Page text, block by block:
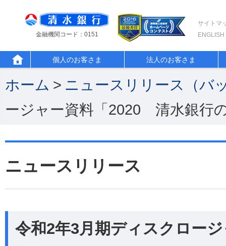
金融機関コード：0151
サイトマ
ENGLISH
個人のお客さま 法人のお客さま
ホーム > ニュースリリース（バ
ージャー資料「2020 清水銀行
ニュースリリース
令和2年3月期ディスクロー